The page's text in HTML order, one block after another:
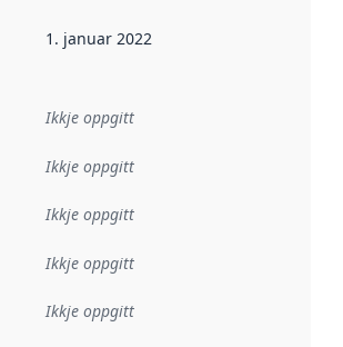
Denne datoen seier når dataa i dette
1. januar 2022
Ikkje oppgitt
Ikkje oppgitt
Ikkje oppgitt
Ikkje oppgitt
Ikkje oppgitt